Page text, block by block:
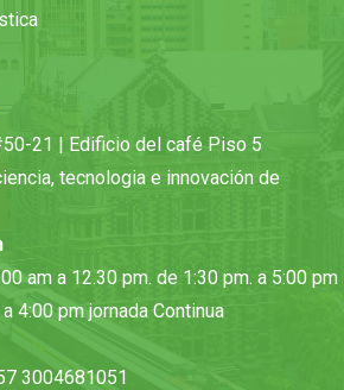
21 | Edificio del café Piso 5
tecnologia e innovación de
am a 12.30 pm. de 1:30 pm. a 5:00 pm
4:00 pm jornada Continua
3004681051